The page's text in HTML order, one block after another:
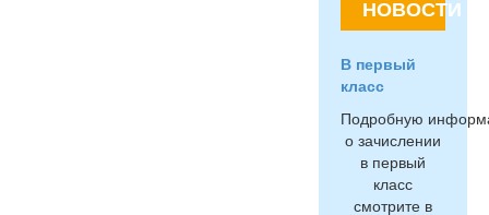
НОВОСТИ
В первый
класс
Подробную
о зачислении
в первый
класс
смотрите в